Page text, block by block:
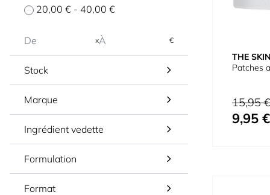
20,00 € - 40,00 €
x €
Stock
Marque
Ingrédient vedette
Formulation
Format
THE
Patches
Prix normal
15,95 €
Prix spécial
9,95 €